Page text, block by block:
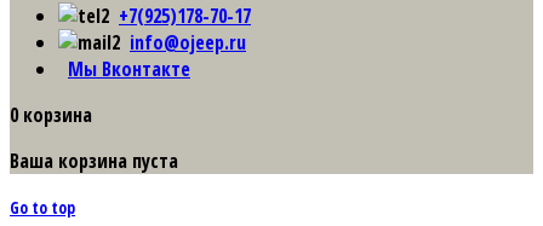
+7(925)178-70-17
info@ojeep.ru
Мы Вконтакте
0 корзина
Ваша корзина пуста
Go to top